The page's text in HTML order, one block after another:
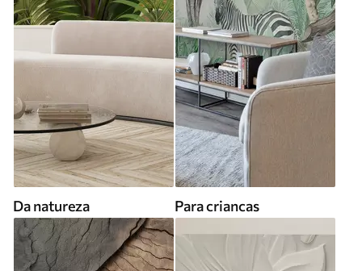
Da natureza Para criancas